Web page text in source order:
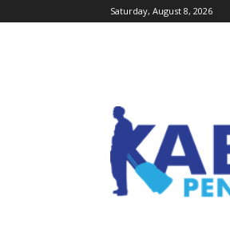
Saturday, August 8, 2026